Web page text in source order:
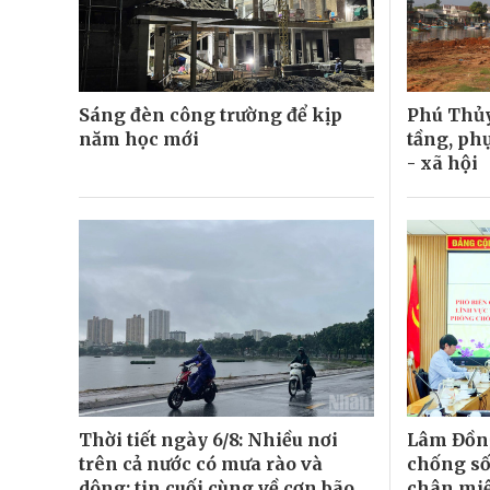
Sáng đèn công trường để kịp
năm học mới
Phú
tầng,
- xã hội
Thời tiết ngày 6/8: Nhiều nơi
trên cả nước có mưa rào và
Lâm
chống